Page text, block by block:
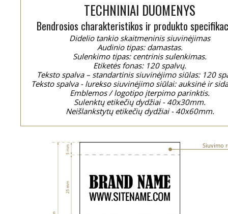
TECHNINIAI DUOMENYS
Bendrosios charakteristikos ir produkto
Didelio tankio skaitmeninis siuvinėjimas
Audinio tipas: damastas.
Sulenkimo tipas: centrinis sulenkimas.
Etiketės fonas: 120 spalvų.
Teksto spalva – standartinis siuvinėjimo siūlas: 120
Teksto spalva - lurekso siuvinėjimo siūlai: auksinė ir
Emblemos / logotipo įterpimo parinktis.
Sulenktų etikečių dydžiai - 40x30mm.
Neišlankstytų etikečių dydžiai - 40x60mm.
Siuvimo